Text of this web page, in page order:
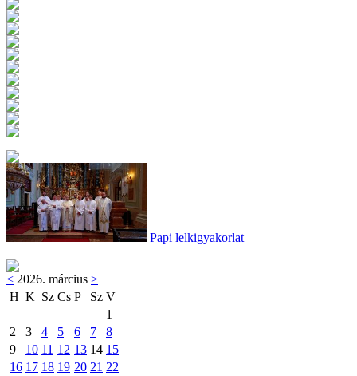
Papi lelkigyakorlat
< 2026. március >
H K Sz Cs P Sz V
1
2
3 4 5 6 7
8
9
10 11 12 13 14 15
16 17 18 19 20 21 22